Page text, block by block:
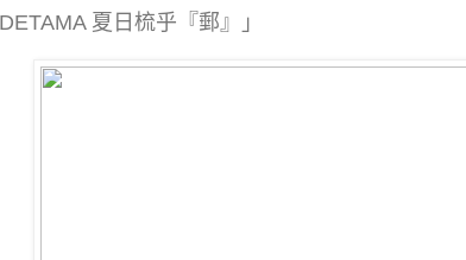
夏日梳乎『郵』」